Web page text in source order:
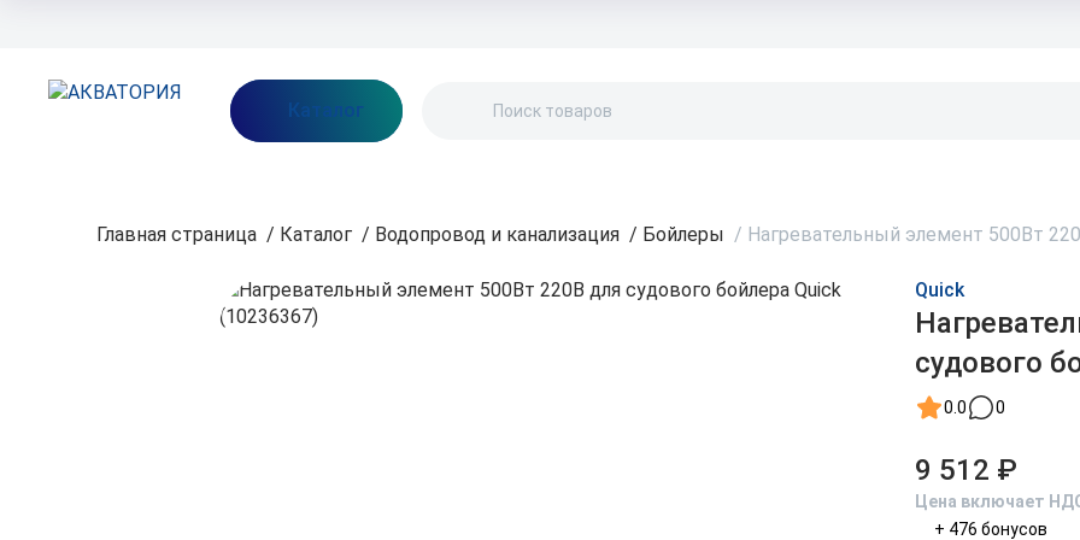
Каталог
Главная страница / Каталог / Водопровод и канализация / Бойлеры / Нагревательный элемент 500Вт
Quick
судового
0.0 0
9 512 ₽
Цена включает
+ 476 бонусов